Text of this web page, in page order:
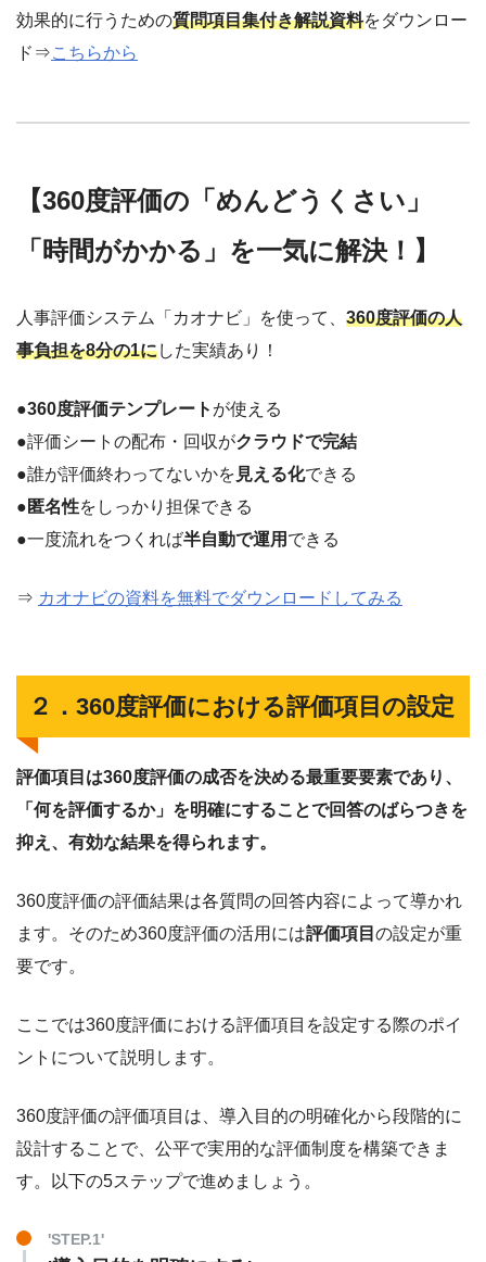
効果的に行うための質問項目集付き解説資料をダウンロー
ド⇒こちらから
【360度評価の「めんどうくさい」
「時間がかかる」を一気に解決！】
人事評価システム「カオナビ」を使って、 360度評価の人
事負担を8分の1にした実績あり！
●360度評価テンプレート が使える
●評価シートの配布・回収がクラウドで完結
●誰が評価終わってないかを 見える化できる
●匿名性をしっかり担保できる
●一度流れをつくれば半自動で運用 できる
⇒ カオナビの資料を無料でダウンロードしてみる
２．360度評価における評価項目の設定
評価項目は360度評価の成否を決める最重要要素であり、
「何を評価するか」を明確にすることで回答のばらつきを
抑え、有効な結果を得られます。
360度評価の評価結果は各質問の回答内容によって導かれ
ます。そのため360度評価の活用には評価項目 の設定が重
要です。
ここでは360度評価における評価項目を設定する際のポイ
ントについて説明します。
360度評価の評価項目は、導入目的の明確化から段階的に
設計することで、公平で実用的な評価制度を構築できま
す。以下の5ステップで進めましょう。
'STEP.1'